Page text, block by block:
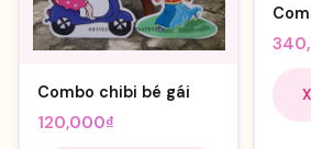
Combo chibi bé gái
120,000₫